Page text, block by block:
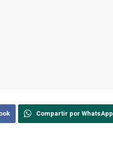
Compartir por WhatsApp